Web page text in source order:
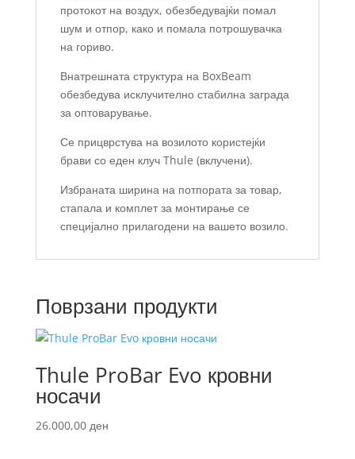
протокот на воздух, обезбедувајќи помал
шум и отпор, како и помала потрошувачка
на гориво.
Внатрешната структура на BoxBeam
обезбедува исклучително стабилна заграда
за оптоварување.
Се прицврстува на возилото користејќи
брави со еден клуч Thule (вклучени).
Избраната ширина на потпората за товар,
стапала и комплет за монтирање се
специјално прилагодени на вашето возило.
Поврзани продукти
Thule ProBar Evo кровни
носачи
26.000,00 ден